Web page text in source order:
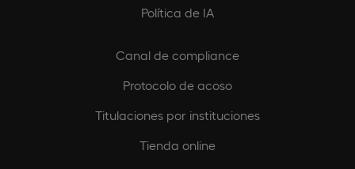
Política de IA
Canal de compliance
Protocolo de acoso
Titulaciones por instituciones
Tienda online